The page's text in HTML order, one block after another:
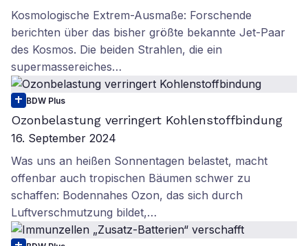
Kosmologische Extrem-Ausmaße: Forschende
berichten über das bisher größte bekannte Jet-Paar
des Kosmos. Die beiden Strahlen, die ein
supermassereiches…
BDW Plus
Ozonbelastung verringert Kohlenstoffbindung
16. September 2024
Was uns an heißen Sonnentagen belastet, macht
offenbar auch tropischen Bäumen schwer zu
schaffen: Bodennahes Ozon, das sich durch
Luftverschmutzung bildet,…